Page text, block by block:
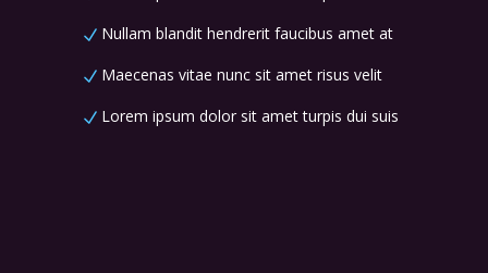
Nullam blandit hendrerit faucibus amet at
Maecenas vitae nunc sit amet risus velit
Lorem ipsum dolor sit amet turpis dui suis